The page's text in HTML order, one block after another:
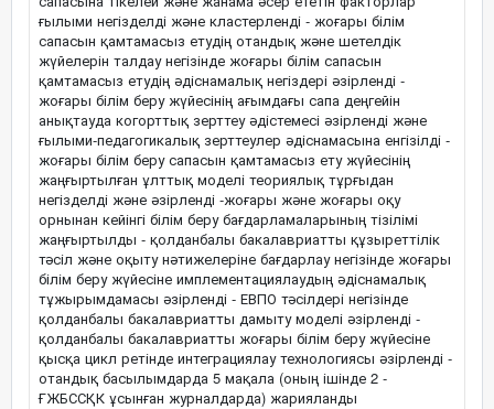
ғылыми негізделді және кластерленді - жоғары білім
сапасын қамтамасыз етудің отандық және шетелдік
жүйелерін талдау негізінде жоғары білім сапасын
қамтамасыз етудің әдіснамалық негіздері әзірленді -
жоғары білім беру жүйесінің ағымдағы сапа деңгейін
анықтауда когорттық зерттеу әдістемесі әзірленді және
ғылыми-педагогикалық зерттеулер әдіснамасына енгізілді -
жоғары білім беру сапасын қамтамасыз ету жүйесінің
жаңғыртылған ұлттық моделі теориялық тұрғыдан
негізделді және әзірленді -жоғары және жоғары оқу
орнынан кейінгі білім беру бағдарламаларының тізілімі
жаңғыртылды - қолданбалы бакалавриатты құзыреттілік
тәсіл және оқыту нәтижелеріне бағдарлау негізінде жоғары
білім беру жүйесіне имплементациялаудың әдіснамалық
тұжырымдамасы әзірленді - ЕВПО тәсілдері негізінде
қолданбалы бакалавриатты дамыту моделі әзірленді -
қолданбалы бакалавриатты жоғары білім беру жүйесіне
қысқа цикл ретінде интеграциялау технологиясы әзірленді -
отандық басылымдарда 5 мақала (оның ішінде 2 -
ҒЖБССҚК ұсынған журналдарда) жарияланды